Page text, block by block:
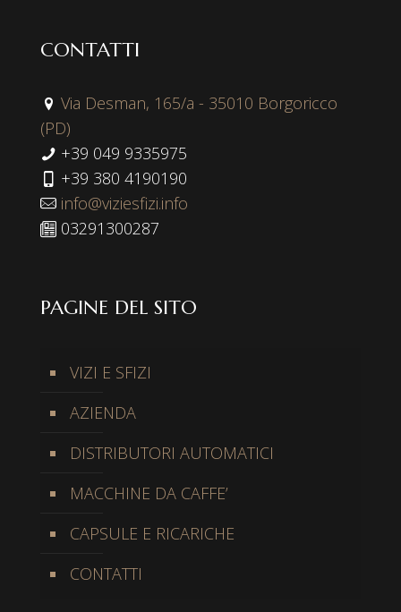
CONTATTI
Via Desman, 165/a - 35010 Borgoricco
(PD)
+39 049 9335975
+39 380 4190190
info@viziesfizi.info
03291300287
PAGINE DEL SITO
VIZI E SFIZI
AZIENDA
DISTRIBUTORI AUTOMATICI
MACCHINE DA CAFFE’
CAPSULE E RICARICHE
CONTATTI